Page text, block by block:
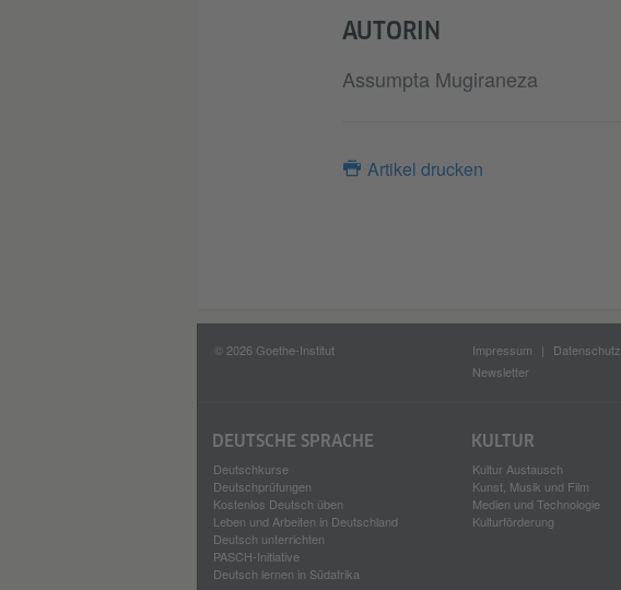
AUTORIN
Assumpta Mugiraneza
Artikel drucken
© 2026 Goethe-Institut Impressum Datenschutz
Newsletter
DEUTSCHE SPRACHE
Deutschkurse
Deutschprüfungen
Kostenlos Deutsch üben
Leben und Arbeiten in Deutschland
Deutsch unterrichten
PASCH-Initiative
Deutsch lernen in Südafrika
KULTUR
Kultur Austausch
Kunst, Musik und Film
Medien und Technologie
Kulturförderung